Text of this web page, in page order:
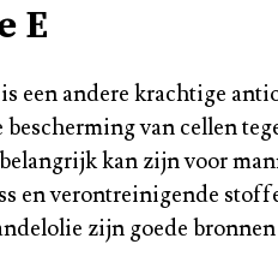
E
een andere krachtige
van cellen
kan zijn voor
en verontreinigende
zijn goede